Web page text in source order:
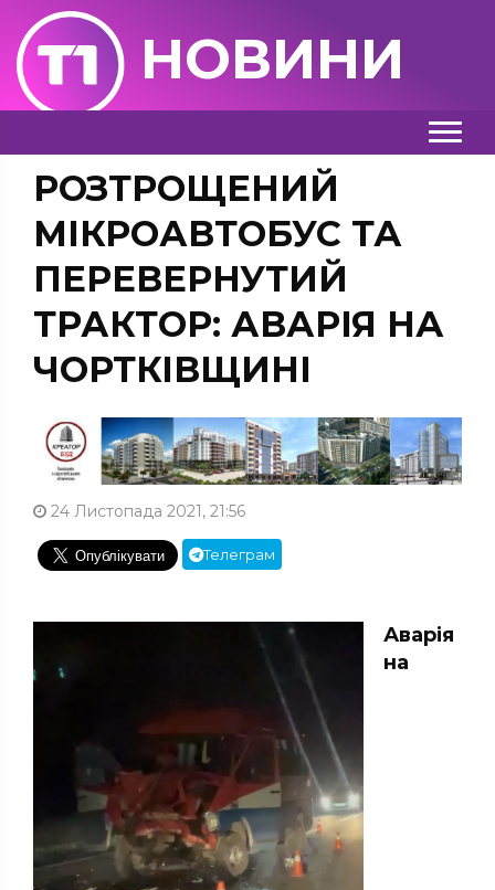
НОВИНИ
РОЗТРОЩЕНИЙ
МІКРОАВТОБУС ТА
ПЕРЕВЕРНУТИЙ
ТРАКТОР: АВАРІЯ НА
ЧОРТКІВЩИНІ
24 Листопада 2021, 21:56
Телеграм
Аварія
на